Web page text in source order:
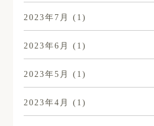
2023年7月 (1)
2023年6月 (1)
2023年5月 (1)
2023年4月 (1)